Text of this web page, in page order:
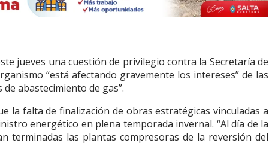
jueves una cuestión de privilegio contra la Secretaría de
“está afectando gravemente los intereses” de las
abastecimiento de gas”.
la falta de finalización de obras estratégicas vinculadas a
energético en plena temporada invernal. “Al día de la
terminadas las plantas compresoras de la reversión del